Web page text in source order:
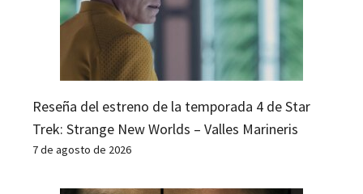
Reseña del estreno de la temporada 4 de Star
Trek: Strange New Worlds – Valles Marineris
7 de agosto de 2026